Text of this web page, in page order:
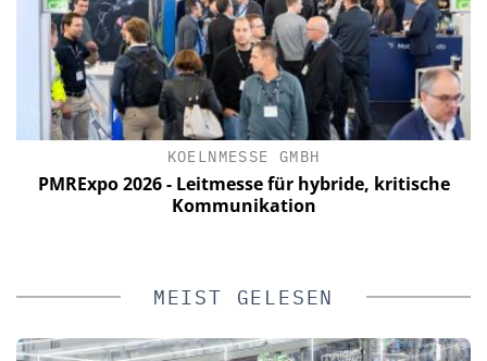
KOELNMESSE GMBH
- Leitmesse für hybride, kritische
Kommunikation
MEIST GELESEN